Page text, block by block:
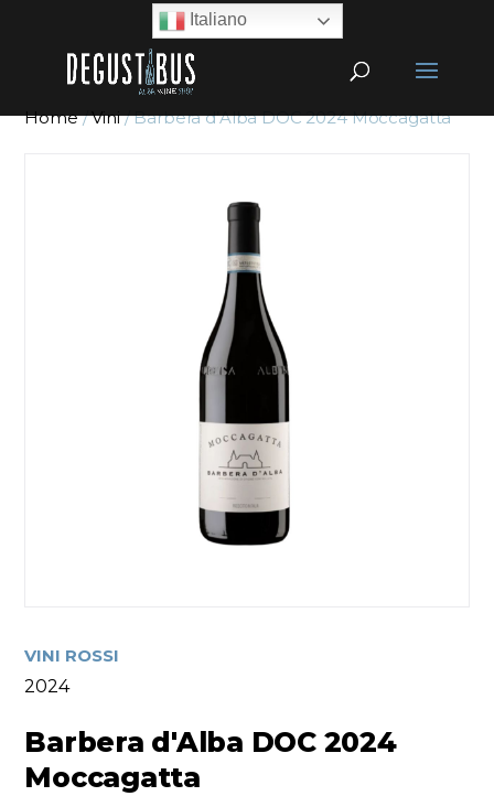
Home/Vini/ Barbera d’Alba DOC 2024 Moccagatta
VINI ROSSI
2024
Barbera d'Alba DOC 2024
Moccagatta
Italiano